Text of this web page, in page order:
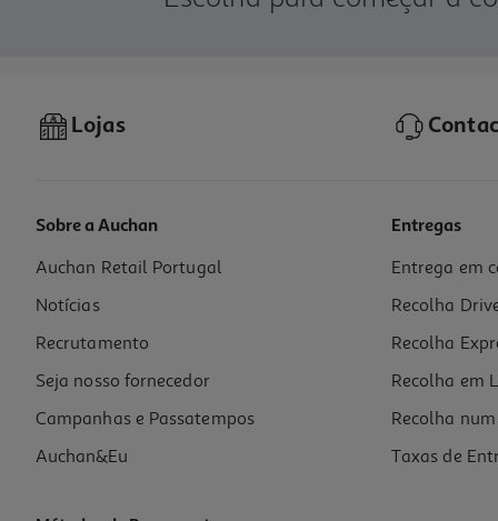
Lojas
Sobre a Auchan
Auchan Retail Portugal
Notícias
Recrutamento
Seja nosso fornecedor
Campanhas e Passatempos
Auchan&Eu
Entregas
Entrega em
Recolha
Recolha
Recolha em
Recolha
Taxas de